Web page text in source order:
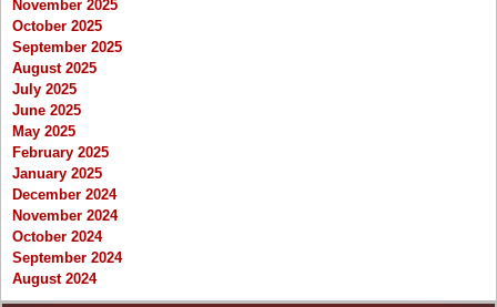
November 2025
October 2025
September 2025
August 2025
July 2025
June 2025
May 2025
February 2025
January 2025
December 2024
November 2024
October 2024
September 2024
August 2024